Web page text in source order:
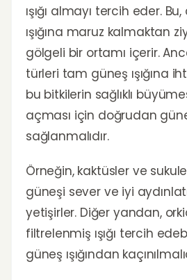
ışığı almayı tercih eder.
ışığına maruz kalmaktan
gölgeli bir ortamı içerir.
türleri tam güneş ışığına
bu bitkilerin sağlıklı
açması için doğrudan
sağlanmalıdır.
Örneğin, kaktüsler ve
güneşi sever ve iyi
yetişirler. Diğer yandan,
filtrelenmiş ışığı tercih
güneş ışığından